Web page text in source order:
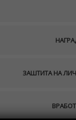
ЗАШТИТА НА